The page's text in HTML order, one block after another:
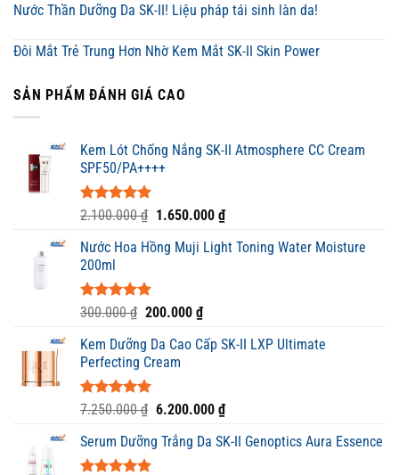
Nước Thần Dưỡng Da SK-II! Liệu pháp tái sinh làn da!
Đôi Mắt Trẻ Trung Hơn Nhờ Kem Mắt SK-II Skin Power
SẢN PHẨM ĐÁNH GIÁ CAO
Kem Lót Chống Nắng SK-II Atmosphere CC Cream
SPF50/PA++++
Được xếp
5 sao
2.100.000₫ Giá
là:
1.650.000 ₫Giá
tại
Nước Hoa Hồng Muji Light Toning Water Moisture
200ml
Được xếp
5.00
5 sao
300.000₫ Giá
là:
300.000 ₫.
200.000 ₫Giá
tại
Kem Dưỡng Da Cao Cấp SK-II LXP Ultimate
Perfecting Cream
Được xếp
5 sao
7.250.000₫ Giá
là:
6.200.000 ₫Giá
tại
Serum Dưỡng Trắng Da SK-II Genoptics Aura Essence